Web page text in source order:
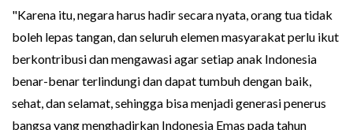
"Karena itu, negara harus hadir secara nyata, orang tua tidak
boleh lepas tangan, dan seluruh elemen masyarakat perlu ikut
berkontribusi dan mengawasi agar setiap anak Indonesia
benar-benar terlindungi dan dapat tumbuh dengan baik,
sehat, dan selamat, sehingga bisa menjadi generasi penerus
bangsa yang menghadirkan Indonesia Emas pada tahun